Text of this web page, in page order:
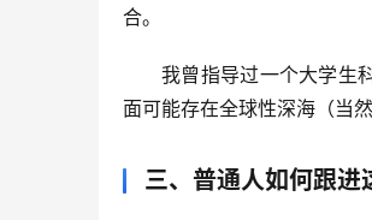
合。
我曾指导过一个大学生
面可能存在全球性深海 （当
三、普通人如何跟进